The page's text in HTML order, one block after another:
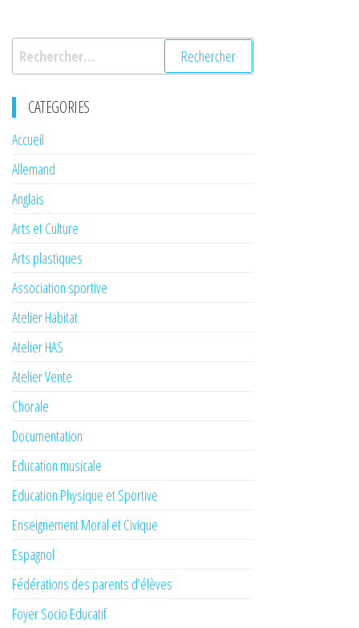
Rechercher :
CATEGORIES
Accueil
Allemand
Anglais
Arts et Culture
Arts plastiques
Association sportive
Atelier Habitat
Atelier HAS
Atelier Vente
Chorale
Documentation
Education musicale
Education Physique et Sportive
Enseignement Moral et Civique
Espagnol
Fédérations des parents d’élèves
Foyer Socio Educatif